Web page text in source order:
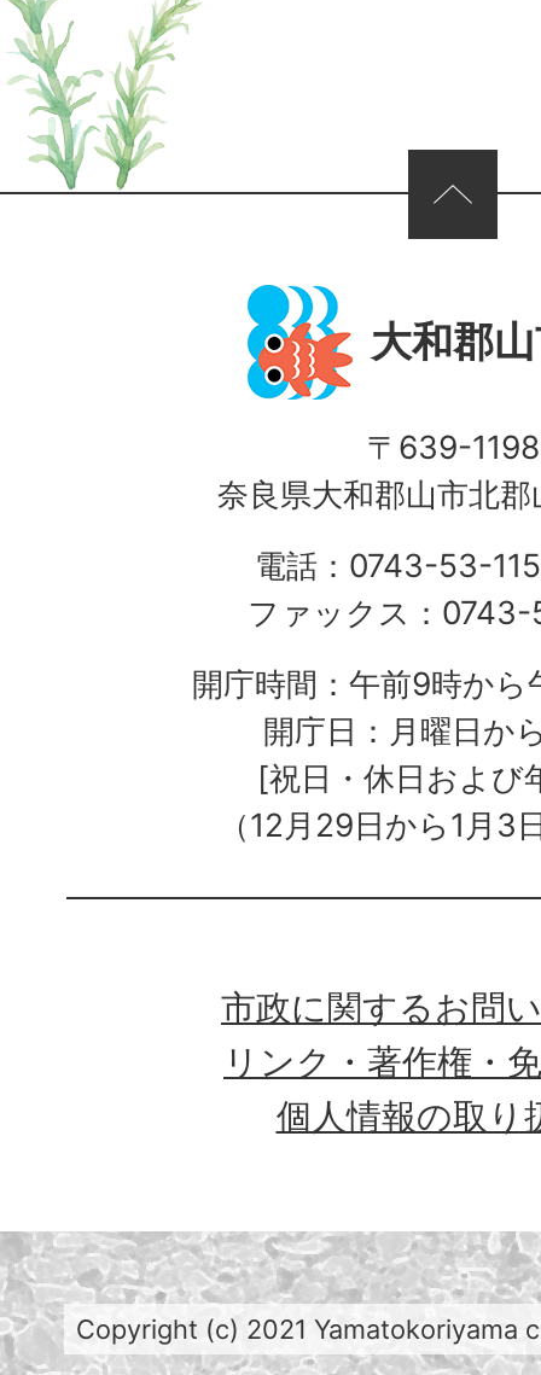
ページの先頭へ
大和郡
〒639-1198
奈良県大和郡山市北
電話：0743-53-
ファックス：
開庁時間：午前9時か
開庁日：月曜日か
[祝日・休日および
（12月29日から1月3
市政に関するお問
リンク・著作権・
個人情報の取り
Copyright (c) 2021 Yamatokoriyama